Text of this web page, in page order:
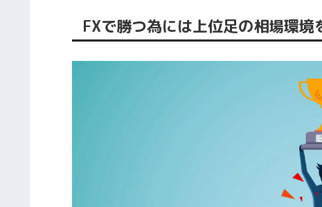
FXで勝つ為には上位足の相場環